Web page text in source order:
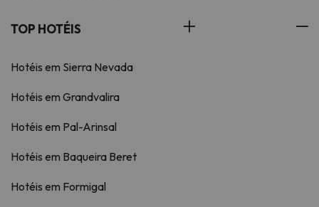
TOP HOTÉIS
Hotéis em Sierra Nevada
Hotéis em Grandvalira
Hotéis em Pal-Arinsal
Hotéis em Baqueira Beret
Hotéis em Formigal